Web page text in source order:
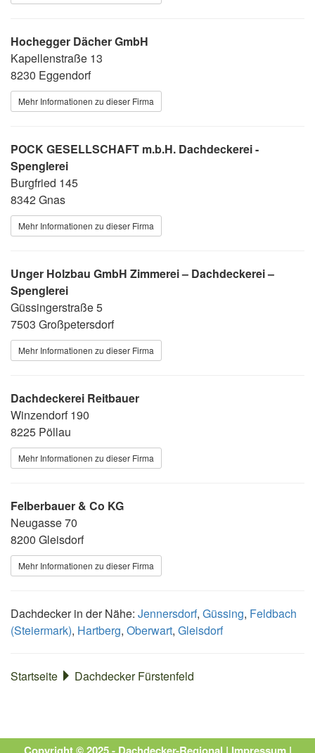
Hochegger Dächer GmbH
Kapellenstraße 13
8230 Eggendorf
Mehr Informationen zu dieser Firma
POCK GESELLSCHAFT m.b.H. Dachdeckerei -
Spenglerei
Burgfried 145
8342 Gnas
Mehr Informationen zu dieser Firma
Unger Holzbau GmbH Zimmerei – Dachdeckerei –
Spenglerei
Güssingerstraße 5
7503 Großpetersdorf
Mehr Informationen zu dieser Firma
Dachdeckerei Reitbauer
Winzendorf 190
8225 Pöllau
Mehr Informationen zu dieser Firma
Felberbauer & Co KG
Neugasse 70
8200 Gleisdorf
Mehr Informationen zu dieser Firma
Dachdecker in der Nähe: Jennersdorf, Güssing, Feldbach
(Steiermark), Hartberg, Oberwart, Gleisdorf
Startseite Dachdecker Fürstenfeld